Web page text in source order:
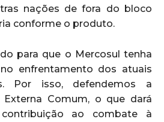
nações de fora do bloco
conforme o produto.
para que o Mercosul tenha
enfrentamento dos atuais
Por isso, defendemos a
Comum, o que dará
ao combate à